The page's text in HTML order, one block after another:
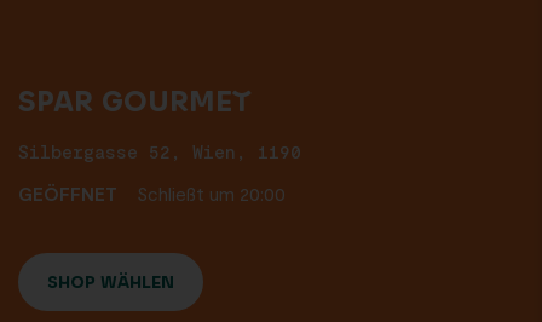
SPAR GOURMET
Silbergasse 52, Wien, 1190
GEÖFFNET
Schließt um 20:00
SHOP WÄHLEN